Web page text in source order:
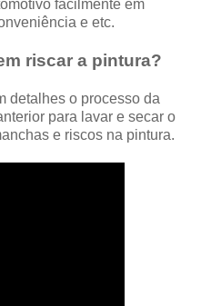
facilmente em
e etc.
riscar a pintura?
detalhes o processo da
para lavar e secar o
e riscos na pintura.